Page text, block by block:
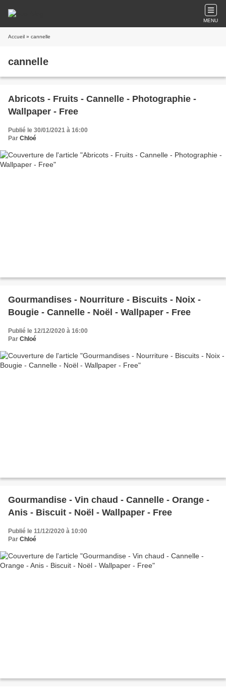
MENU
Accueil » cannelle
cannelle
Abricots - Fruits - Cannelle - Photographie -
Wallpaper - Free
Publié le 30/01/2021 à 16:00
Par Chloé
Gourmandises - Nourriture - Biscuits - Noix -
Bougie - Cannelle - Noël - Wallpaper - Free
Publié le 12/12/2020 à 16:00
Par Chloé
Gourmandise - Vin chaud - Cannelle - Orange -
Anis - Biscuit - Noël - Wallpaper - Free
Publié le 11/12/2020 à 10:00
Par Chloé